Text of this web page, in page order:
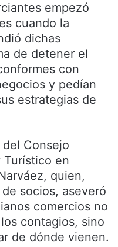
empezó
cuando la
dichas
de detener el
con
y pedían
estrategias de
Consejo
Turístico en
quien,
socios, aseveró
comercios no
contagios, sino
de dónde vienen.